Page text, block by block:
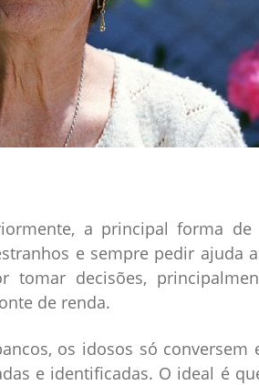
a principal forma de
e sempre pedir ajuda
tomar decisões,
de renda.
os idosos só conversem
e identificadas. O ideal é